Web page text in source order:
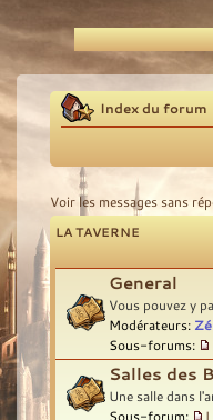
Recherche
Index du forum
Voir les messages sans
LA TAVERNE
General
Vous pouvez y
Modérateurs:
Sous-forums:
Salles des
Une salle dans
Sous-forum: